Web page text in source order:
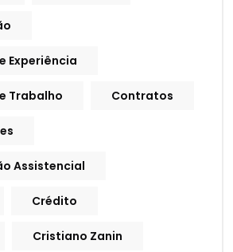
Experiência
Trabalho Contratos
Assistencial
Crédito
Cristiano Zanin